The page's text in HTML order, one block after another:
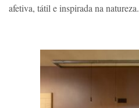
afetiva, tátil e inspirada na natureza.